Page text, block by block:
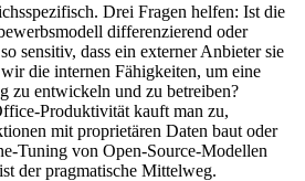
Drei Fragen helfen: Ist die
differenzierend oder
sensitiv, dass ein externer Anbieter sie
die internen Fähigkeiten, um eine
zu entwickeln und zu betreiben?
Produktivität kauft man zu,
mit proprietären Daten baut oder
Tuning von Open-Source-Modellen
der pragmatische Mittelweg.